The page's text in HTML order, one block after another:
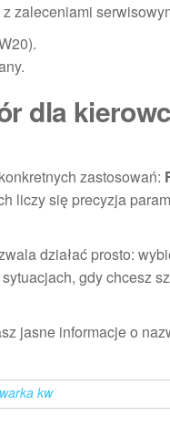
zaleceniami
dla
zastosowań:
liczy się precyzja
działać prosto:
gdy chcesz
jasne informacje o
kw